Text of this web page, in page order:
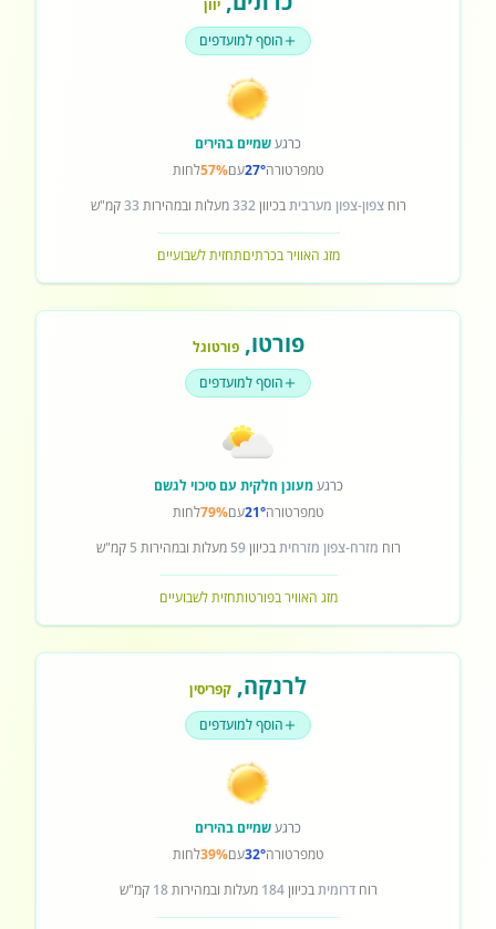
יוון
הוסף למועדפים
כרגעשמיים בהירים
טמפרטורה27°עם57%לחות
רוחצפון-צפון מערביתבכיוון332מעלות ובמהירות 33קמ"ש
מזג האוויר בכרתיםתחזית לשבועיים
פורטו,פורטוגל
הוסף למועדפים
כרגעמעונן חלקית עם סיכוי לגשם
טמפרטורה21°עם79%לחות
רוח מזרח-צפון מזרחיתבכיוון59 מעלות ובמהירות 5 קמ"ש
מזג האוויר בפורטותחזית לשבועיים
לרנקה, קפריסין
הוסף למועדפים
כרגעשמיים בהירים
טמפרטורה32°עם39%לחות
רוחדרומיתבכיוון184 מעלות ובמהירות18 קמ"ש